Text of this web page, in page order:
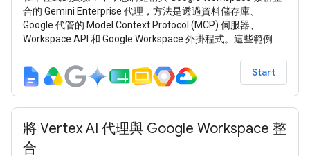
合的 Gemini Enterprise 代理，方法是透過資料儲存庫、
Google 代管的 Model Context Protocol (MCP) 伺服器、
Workspace API 和 Google Workspace 外掛程式。這些範例是
Vertex AI)、Agent Development Kit (ADK) 和 Google Cloud
建構而成。
Start
將 Vertex AI 代理與 Google Workspace 整
合